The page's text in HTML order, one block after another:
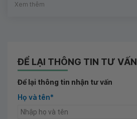
Xem thêm
ĐỂ LẠI THÔNG TIN TƯ VẤN
Để lại thông tin nhận tư vấn
Họ và tên*